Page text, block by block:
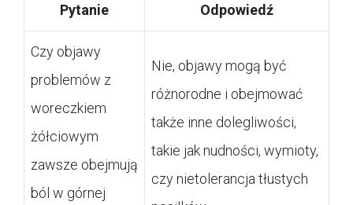
Pytanie Odpowiedź
Czy objawy
problemów z
woreczkiem
żółciowym
zawsze obejmują
ból w górnej
Nie, objawy mogą być
różnorodne i obejmować
także inne dolegliwości,
takie jak nudności, wymioty,
czy nietolerancja tłustych